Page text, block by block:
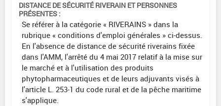
DISTANCE DE SÉCURITÉ RIVERAIN ET PERSONNES
PRÉSENTES :
Se référer à la catégorie « RIVERAINS » dans la
rubrique « conditions d'emploi générales » ci-dessus.
En l'absence de distance de sécurité riverains fixée
dans l'AMM, l'arrêté du 4 mai 2017 relatif à la mise sur
le marché et à l'utilisation des produits
phytopharmaceutiques et de leurs adjuvants visés à
l'article L. 253-1 du code rural et de la pêche maritime
s'applique.